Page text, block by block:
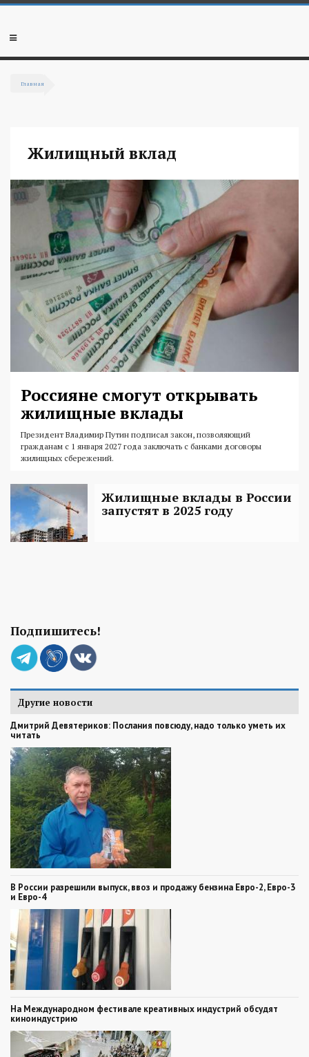
Перейти к основному содержанию
Мобильное
Главная
Жилищный вклад
Россияне смогут открывать
жилищные вклады
Президент Владимир Путин подписал закон, позволяющий
гражданам с 1 января 2027 года заключать с банками договоры
жилищных сбережений.
Жилищные вклады в России
запустят в 2025 году
Подпишитесь!
Другие новости
Дмитрий Девятериков: Послания повсюду, надо только уметь их
читать
В России разрешили выпуск, ввоз и продажу бензина Евро-2, Евро-3
и Евро-4
На Международном фестивале креативных индустрий обсудят
киноиндустрию